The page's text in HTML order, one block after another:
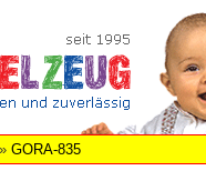
GORA-835